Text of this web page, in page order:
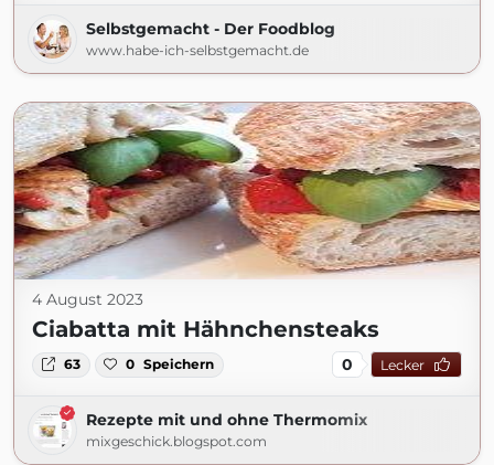
Selbstgemacht - Der Foodblog
www.habe-ich-selbstgemacht.de
4 August 2023
Ciabatta mit Hähnchensteaks
63 0 Speichern 0 Lecker
Rezepte mit und ohne Thermomix
mixgeschick.blogspot.com